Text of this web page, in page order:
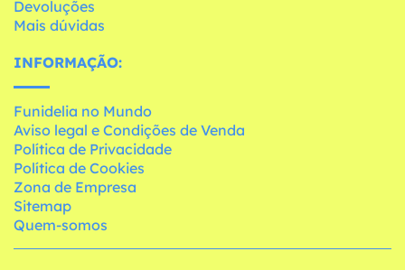
Devoluções
Mais dúvidas
INFORMAÇÃO:
Funidelia no Mundo
Aviso legal e Condições de Venda
Política de Privacidade
Política de Cookies
Zona de Empresa
Sitemap
Quem-somos